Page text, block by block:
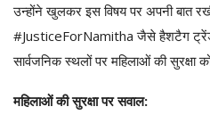
उन्होंने खुलकर इस विषय पर अपनी बात
#JusticeForNamitha जैसे हैशटैग
सार्वजनिक स्थलों पर महिलाओं की सुरक्षा
महिलाओं की सुरक्षा पर सवाल: